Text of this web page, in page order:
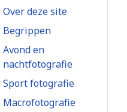
Over deze site
Begrippen
Avond en
nachtfotografie
Sport fotografie
Macrofotografie